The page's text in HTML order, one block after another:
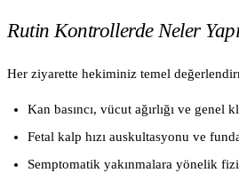
Rutin Kontrollerde Neler
Her ziyarette hekiminiz temel
Kan basıncı, vücut ağırlığı ve genel
Fetal kalp hızı auskultasyonu ve
Semptomatik yakınmalara yönelik